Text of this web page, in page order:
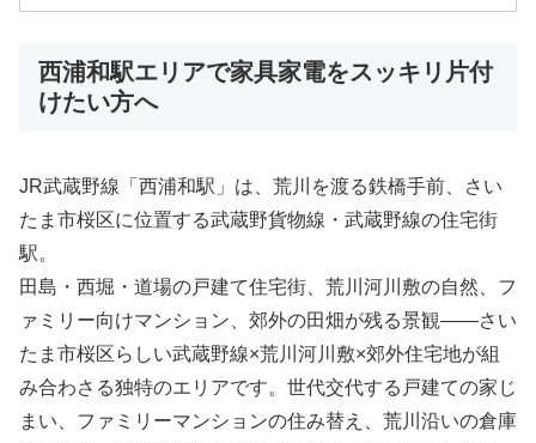
西浦和駅エリアで家具家電をスッキリ片付
けたい方へ
JR武蔵野線「西浦和駅」は、荒川を渡る鉄橋手前、さい
たま市桜区に位置する武蔵野貨物線・武蔵野線の住宅街
駅。
田島・西堀・道場の戸建て住宅街、荒川河川敷の自然、フ
ァミリー向けマンション、郊外の田畑が残る景観――さい
たま市桜区らしい武蔵野線×荒川河川敷×郊外住宅地が組
み合わさる独特のエリアです。世代交代する戸建ての家じ
まい、ファミリーマンションの住み替え、荒川沿いの倉庫